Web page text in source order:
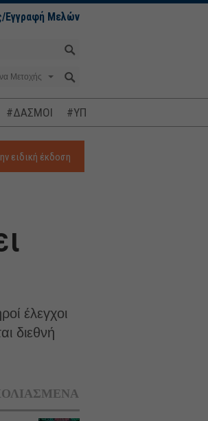
Εγγραφή Μελών
#ΔΑΣΜΟΙ #ΥΠΟΚΛΟΠΕΣ
ειδική έκδοση
έλεγχοι
διεθνή